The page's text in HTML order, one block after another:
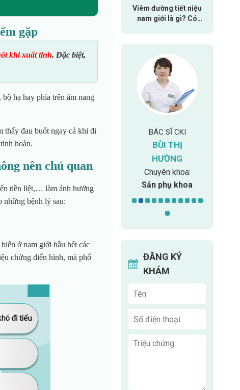
gặp
khi xuất tinh. Đặc biệt,
hạ hay phía trên âm nang
thấy đau buốt ngay cả khi đi
hoàn.
nên chủ quan
tiền liệt,… làm ảnh hưởng
những bệnh lý sau:
ở nam giới hầu hết các
chứng điển hình, mà phổ
Viêm đường tiết niệu
nam giới là gì? Có
THUỐC ƯU
BSCKII
khoa:
Tiết niệu
NGÔ VIỆT HÀO BÁC SĨ CKI
BÙI THỊ
HƯỜNG
Chuyên khoa:
Sản phụ khoa
ĐĂNG KÝ
KHÁM